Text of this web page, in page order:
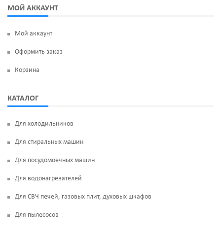
Манжеты люка
МОЙ АККАУНТ
Мой аккаунт
Оформить заказ
Корзина
КАТАЛОГ
Для холодильников
Для стиральных машин
Для посудомоечных машин
Для водонагревателей
Для СВЧ печей, газовых плит, духовых шкафов
Для пылесосов